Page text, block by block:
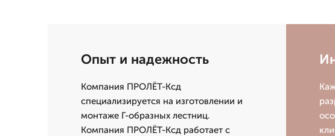
Опыт и надежность
Компания ПРОЛЁТ-Ксд
специализируется на изготовлении и
монтаже Г-образных лестниц.
Компания ПРОЛЁТ-Ксд работает с